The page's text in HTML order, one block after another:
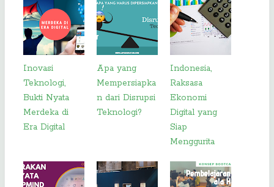
Inovasi
Teknologi,
Bukti Nyata
Merdeka di
Era Digital
Apa yang
Mempersiapka
n dari Disrupsi
Teknologi?
Indonesia,
Raksasa
Ekonomi
Digital yang
Siap
Menggurita